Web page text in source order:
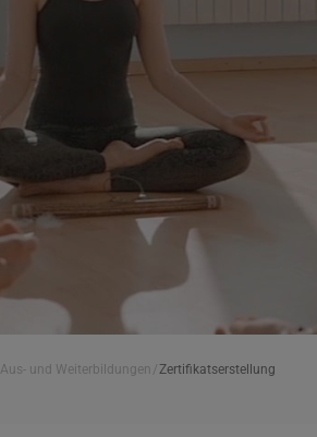
Aus- und Weiterbildungen /Zertifikatserstellung